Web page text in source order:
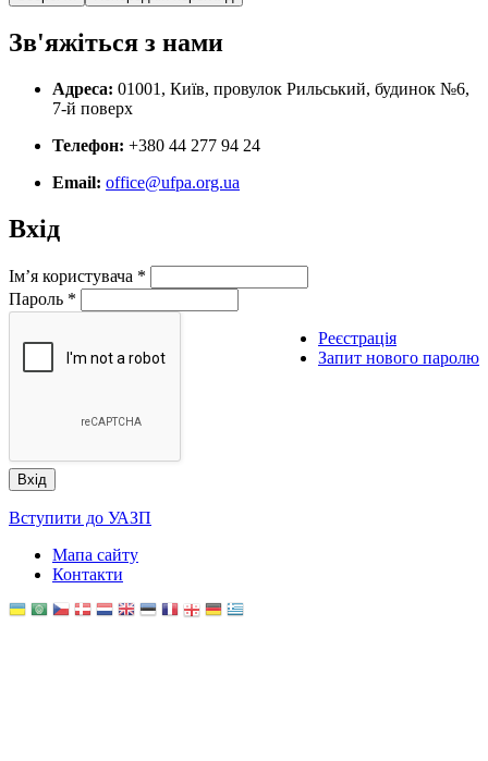
Зв'яжіться з нами
Адреса: 01001, Київ, провулок Рильський, будинок №6,
7-й поверх
Телефон: +380 44 277 94 24
Email: office@ufpa.org.ua
Вхід
Ім’я користувача *
Пароль *
Реєстрація
Запит нового паролю
Вступити до УАЗП
Мапа сайту
Контакти